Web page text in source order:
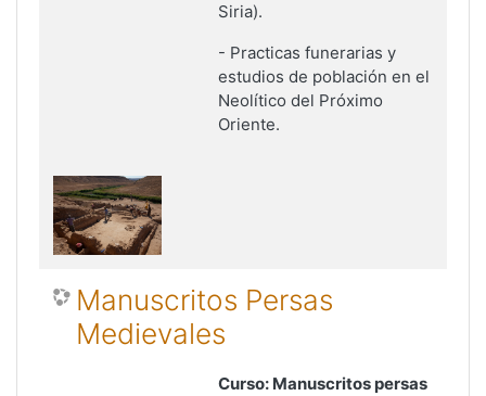
Siria).
- Practicas funerarias y
estudios de población en el
Neolítico del Próximo
Oriente.
Manuscritos Persas
Medievales
Curso: Manuscritos persas